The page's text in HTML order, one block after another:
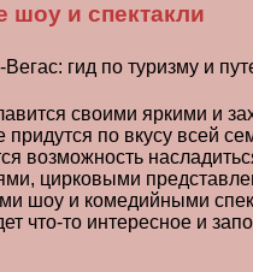
шоу и спектакли
своими яркими и
придутся по вкусу всей
возможность
цирковыми
шоу и комедийными
что-то интересное и